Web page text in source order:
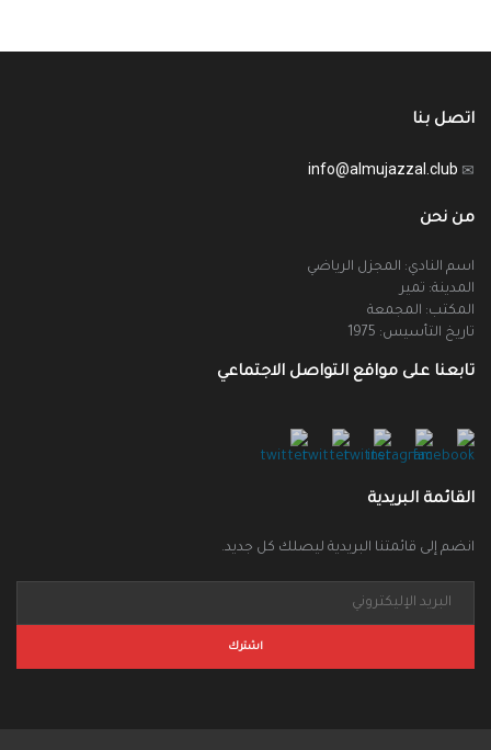
اتصل بنا
info@almujazzal.club
من نحن
اسم النادي: المجزل الرياضي
المدينة: تمير
المكتب: المجمعة
تاريخ التأسيس: 1975
تابعنا على مواقع التواصل الاجتماعي
القائمة البريدية
انضم إلى قائمتنا البريدية ليصلك كل جديد.